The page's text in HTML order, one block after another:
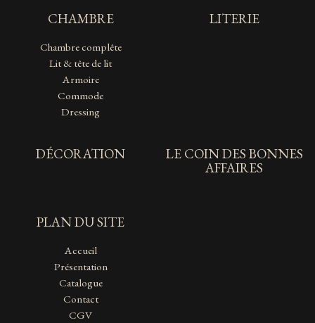
CHAMBRE
Chambre complête
Lit & tête de lit
Armoire
Commode
Dressing
LITERIE
DÉCORATION
LE COIN DES BONNES
AFFAIRES
PLAN DU SITE
Accueil
Présentation
Catalogue
Contact
CGV